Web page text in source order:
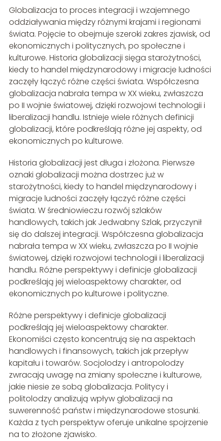
Globalizacja to proces integracji i wzajemnego
oddziaływania między różnymi krajami i regionami
świata. Pojęcie to obejmuje szeroki zakres zjawisk, od
ekonomicznych i politycznych, po społeczne i
kulturowe. Historia globalizacji sięga starożytności,
kiedy to handel międzynarodowy i migracje ludności
zaczęły łączyć różne części świata. Współczesna
globalizacja nabrała tempa w XX wieku, zwłaszcza
po II wojnie światowej, dzięki rozwojowi technologii i
liberalizacji handlu. Istnieje wiele różnych definicji
globalizacji, które podkreślają różne jej aspekty, od
ekonomicznych po kulturowe.
Historia globalizacji jest długa i złożona. Pierwsze
oznaki globalizacji można dostrzec już w
starożytności, kiedy to handel międzynarodowy i
migracje ludności zaczęły łączyć różne części
świata. W średniowieczu rozwój szlaków
handlowych, takich jak Jedwabny Szlak, przyczynił
się do dalszej integracji. Współczesna globalizacja
nabrała tempa w XX wieku, zwłaszcza po II wojnie
światowej, dzięki rozwojowi technologii i liberalizacji
handlu. Różne perspektywy i definicje globalizacji
podkreślają jej wieloaspektowy charakter, od
ekonomicznych po kulturowe i polityczne.
Różne perspektywy i definicje globalizacji
podkreślają jej wieloaspektowy charakter.
Ekonomiści często koncentrują się na aspektach
handlowych i finansowych, takich jak przepływ
kapitału i towarów. Socjolodzy i antropolodzy
zwracają uwagę na zmiany społeczne i kulturowe,
jakie niesie ze sobą globalizacja. Politycy i
politolodzy analizują wpływ globalizacji na
suwerenność państw i międzynarodowe stosunki.
Każda z tych perspektyw oferuje unikalne spojrzenie
na to złożone zjawisko.